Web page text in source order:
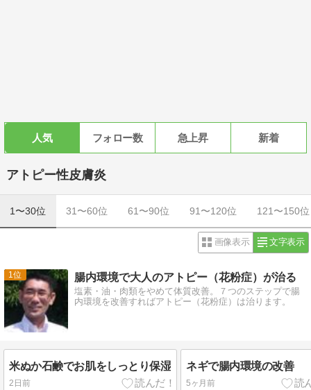
人気 フォロー数 急上昇 新着
アトピー性皮膚炎
1〜30位 31〜60位 61〜90位 91〜120位 121〜150位
画像表示 文字表示
1 腸内環境で大人のアトピー（花粉症）が治る
塩素・油・肉類をやめて体質改善。７つのステップで腸
内環境を改善すればアトピー（花粉症）は治ります。
米ぬか石鹸でお肌をしっとり保湿
2日前
ネギで腸内環境の改善
5ヶ月前